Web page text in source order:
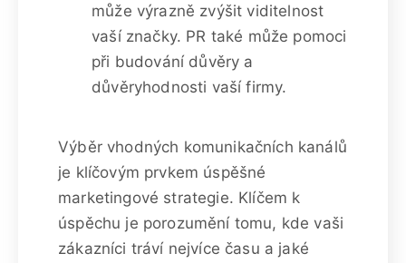
může výrazně zvýšit viditelnost
vaší značky. PR také může pomoci
při budování důvěry a
důvěryhodnosti vaší firmy.
Výběr vhodných komunikačních kanálů
je klíčovým prvkem úspěšné
marketingové strategie. Klíčem k
úspěchu je porozumění tomu, kde vaši
zákazníci tráví nejvíce času a jaké